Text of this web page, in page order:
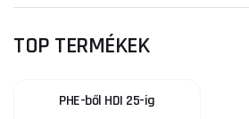
TOP TERMÉKEK
PHE-ből HDI 25-ig